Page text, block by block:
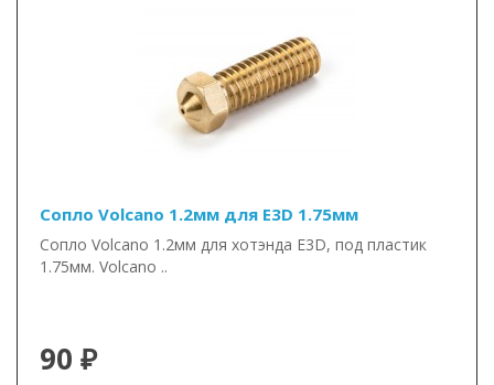
Сопло Volcano 1.2мм для E3D 1.75мм
Сопло Volcano 1.2мм для хотэнда E3D, под пластик
1.75мм. Volcano ..
90 ₽